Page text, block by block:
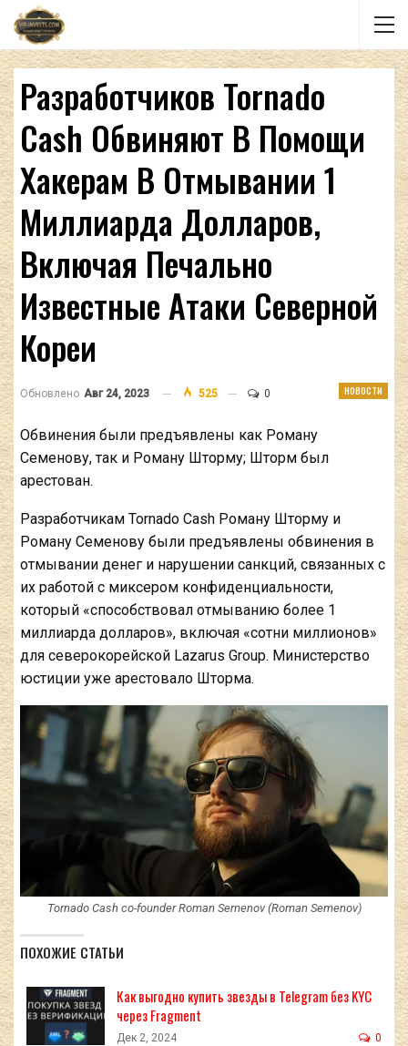
Разработчиков Tornado
Cash Обвиняют В Помощи
Хакерам В Отмывании 1
Миллиарда Долларов,
Включая Печально
Известные Атаки Северной
Кореи
НОВОСТИ
Обновлено Авг 24, 2023 525 0
Обвинения были предъявлены как Роману
Семенову, так и Роману Шторму; Шторм был
арестован.
Разработчикам Tornado Cash Роману Шторму и
Роману Семенову были предъявлены обвинения в
отмывании денег и нарушении санкций, связанных с
их работой с миксером конфиденциальности,
который «способствовал отмыванию более 1
миллиарда долларов», включая «сотни миллионов»
для северокорейской Lazarus Group. Министерство
юстиции уже арестовало Шторма.
Tornado Cash co-founder Roman Semenov (Roman Semenov)
ПОХОЖИЕ СТАТЬИ
Как выгодно купить звезды в Telegram без KYC
через Fragment
Дек 2, 2024 0